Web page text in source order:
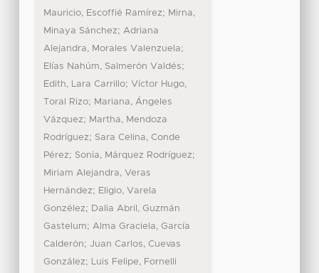
Mauricio, Escoffié Ramírez; Mirna,
Minaya Sánchez; Adriana
Alejandra, Morales Valenzuela;
Elías Nahúm, Salmerón Valdés;
Edith, Lara Carrillo; Víctor Hugo,
Toral Rizo; Mariana, Ángeles
Vázquez; Martha, Mendoza
Rodríguez; Sara Celina, Conde
Pérez; Sonia, Márquez Rodríguez;
Miriam Alejandra, Veras
Hernández; Eligio, Varela
Gonzélez; Dalia Abril, Guzmán
Gastelum; Alma Graciela, García
Calderón; Juan Carlos, Cuevas
González; Luis Felipe, Fornelli